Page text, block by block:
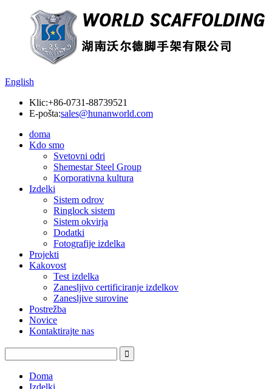
English
Klic:+86-0731-88739521
E-pošta:sales@hunanworld.com
doma
Kdo smo
Svetovni odri
Shemestar Steel Group
Korporativna kultura
Izdelki
Sistem odrov
Ringlock sistem
Sistem okvirja
Dodatki
Fotografije izdelka
Projekti
Kakovost
Test izdelka
Zanesljivo certificiranje izdelkov
Zanesljive surovine
Postrežba
Novice
Kontaktirajte nas
Doma
Izdelki